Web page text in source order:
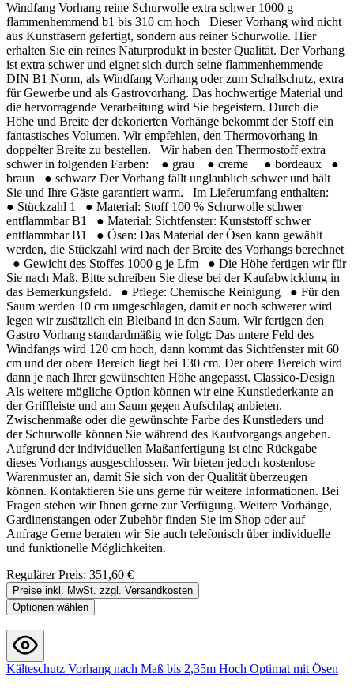
Windfang Vorhang reine Schurwolle extra schwer 1000 g
flammenhemmend b1 bis 310 cm hoch Dieser Vorhang wird nicht
aus Kunstfasern gefertigt, sondern aus reiner Schurwolle. Hier
erhalten Sie ein reines Naturprodukt in bester Qualität. Der Vorhang
ist extra schwer und eignet sich durch seine flammenhemmende
DIN B1 Norm, als Windfang Vorhang oder zum Schallschutz, extra
für Gewerbe und als Gastrovorhang. Das hochwertige Material und
die hervorragende Verarbeitung wird Sie begeistern. Durch die
Höhe und Breite der dekorierten Vorhänge bekommt der Stoff ein
fantastisches Volumen. Wir empfehlen, den Thermovorhang in
doppelter Breite zu bestellen. Wir haben den Thermostoff extra
schwer in folgenden Farben: ● grau ● creme ● bordeaux ●
braun ● schwarz Der Vorhang fällt unglaublich schwer und hält
Sie und Ihre Gäste garantiert warm. Im Lieferumfang enthalten:
● Stückzahl 1 ● Material: Stoff 100 % Schurwolle schwer
entflammbar B1 ● Material: Sichtfenster: Kunststoff schwer
entflammbar B1 ● Ösen: Das Material der Ösen kann gewählt
werden, die Stückzahl wird nach der Breite des Vorhangs berechnet
● Gewicht des Stoffes 1000 g je Lfm ● Die Höhe fertigen wir für
Sie nach Maß. Bitte schreiben Sie diese bei der Kaufabwicklung in
das Bemerkungsfeld. ● Pflege: Chemische Reinigung ● Für den
Saum werden 10 cm umgeschlagen, damit er noch schwerer wird
legen wir zusätzlich ein Bleiband in den Saum. Wir fertigen den
Gastro Vorhang standardmäßig wie folgt: Das untere Feld des
Windfangs wird 120 cm hoch, dann kommt das Sichtfenster mit 60
cm und der obere Bereich liegt bei 130 cm. Der obere Bereich wird
dann je nach Ihrer gewünschten Höhe angepasst. Classico-Design
Als weitere mögliche Option können wir eine Kunstlederkante an
der Griffleiste und am Saum gegen Aufschlag anbieten.
Zwischenmaße oder die gewünschte Farbe des Kunstleders und
der Schurwolle können Sie während des Kaufvorgangs angeben.
Aufgrund der individuellen Maßanfertigung ist eine Rückgabe
dieses Vorhangs ausgeschlossen. Wir bieten jedoch kostenlose
Warenmuster an, damit Sie sich von der Qualität überzeugen
können. Kontaktieren Sie uns gerne für weitere Informationen. Bei
Fragen stehen wir Ihnen gerne zur Verfügung. Weitere Vorhänge,
Gardinenstangen oder Zubehör finden Sie im Shop oder auf
Anfrage Gerne beraten wir Sie auch telefonisch über individuelle
und funktionelle Möglichkeiten.
Regulärer Preis: 351,60 €
Preise inkl. MwSt. zzgl. Versandkosten
Optionen wählen
Kälteschutz Vorhang nach Maß bis 2,35m Hoch Optimat mit Ösen